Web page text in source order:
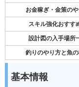
お金稼ぎ・金策の
スキル強化おすす
設計図の入手場所
釣りのやり方と魚
基本情報